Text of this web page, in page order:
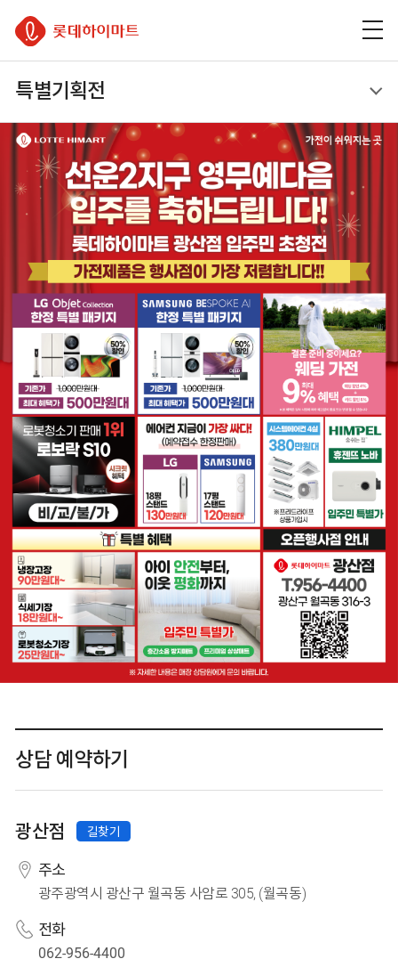
기
롯데하이마트
특별기획전
특별기획전
상담 예약하기
광산점
광산점 길찾기
주소
광주광역시 광산구 월곡동 사암로 305, (월곡동)
전화
062-956-4400